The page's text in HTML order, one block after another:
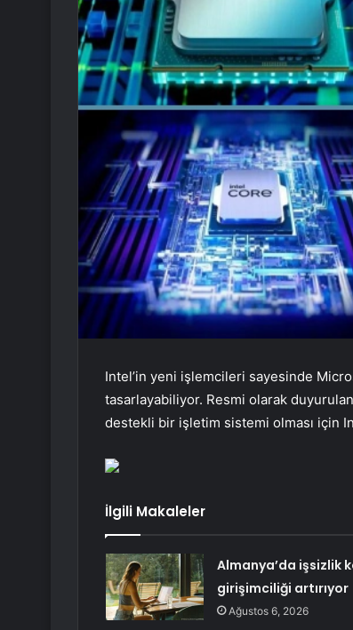
Intel’in yeni işlemcileri sayesinde
tasarlayabiliyor. Resmi olarak
destekli bir işletim sistemi olması için
İlgili Makaleler
Almanya’da işsizlik
girişimciliği artırıyor
Ağustos 6, 2026